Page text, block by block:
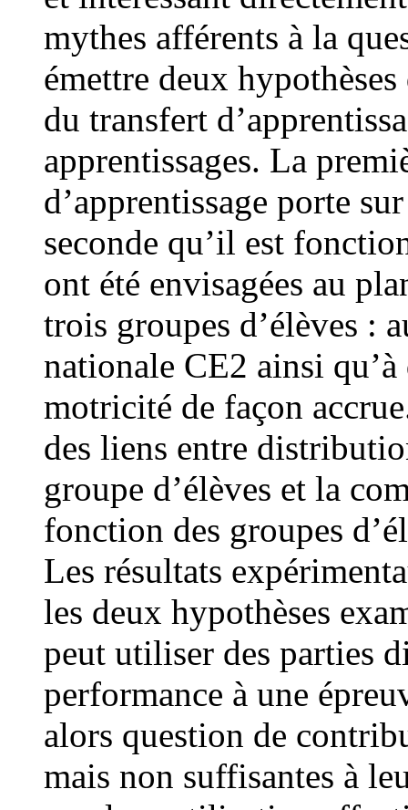
mythes afférents à la
émettre deux
du transfert
apprentissages. La
d’apprentissage porte
seconde qu’il est
ont été envisagées au
trois groupes d’élèves :
nationale CE2 ainsi
motricité de façon
des liens entre
groupe d’élèves et la
fonction des groupes
Les résultats
les deux hypothèses
peut utiliser des parties
performance à une
alors question de
mais non suffisantes à